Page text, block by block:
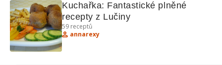
Kuchařka: Fantastické plněné
recepty z Lučiny
59 receptů
annarexy